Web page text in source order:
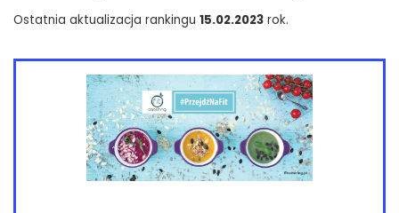
Ostatnia aktualizacja rankingu 15.02.2023 rok.